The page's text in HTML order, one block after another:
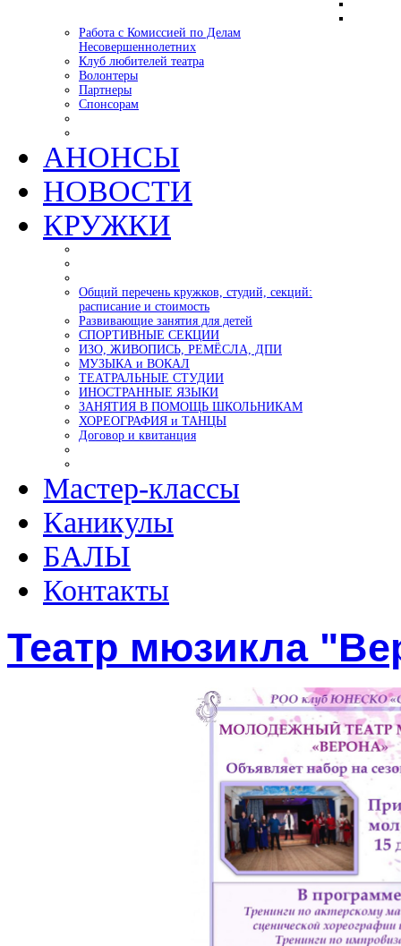
Работа с Комиссией по Делам
Несовершеннолетних
Клуб любителей театра
Волонтеры
Партнеры
Спонсорам
АНОНСЫ
НОВОСТИ
КРУЖКИ
Общий перечень кружков, студий, секций:
расписание и стоимость
Развивающие занятия для детей
СПОРТИВНЫЕ СЕКЦИИ
ИЗО, ЖИВОПИСЬ, РЕМЁСЛА, ДПИ
МУЗЫКА и ВОКАЛ
ТЕАТРАЛЬНЫЕ СТУДИИ
ИНОСТРАННЫЕ ЯЗЫКИ
ЗАНЯТИЯ В ПОМОЩЬ ШКОЛЬНИКАМ
ХОРЕОГРАФИЯ и ТАНЦЫ
Договор и квитанция
Мастер-классы
Каникулы
БАЛЫ
Контакты
Театр мюзикла